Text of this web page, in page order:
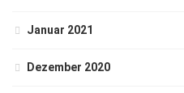
Januar 2021
Dezember 2020